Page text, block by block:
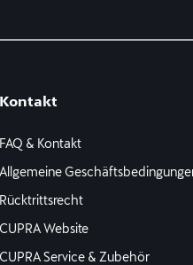
Kontakt
FAQ & Kontakt
Allgemeine
Rücktrittsrecht
CUPRA Website
CUPRA Service & Zubehör